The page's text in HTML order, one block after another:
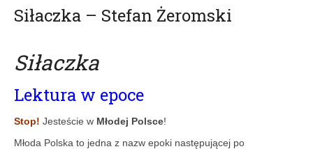
Siłaczka – Stefan Żeromski
Siłaczka
Lektura w epoce
Stop! Jesteście w Młodej Polsce!
Młoda Polska to jedna z nazw epoki następującej po